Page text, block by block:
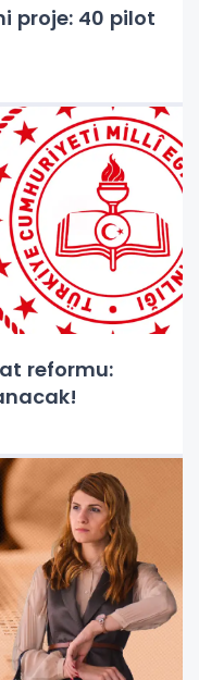
proje: 40 pilot
reformu: